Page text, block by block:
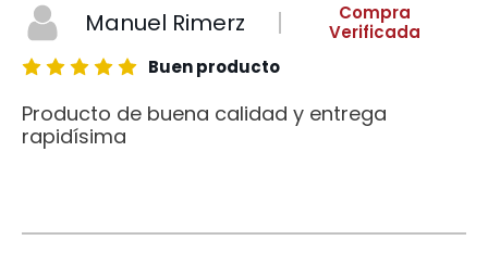
Manuel Rimerz
Compra
Verificada
Buen producto
Producto de buena calidad y entrega
rapidísima